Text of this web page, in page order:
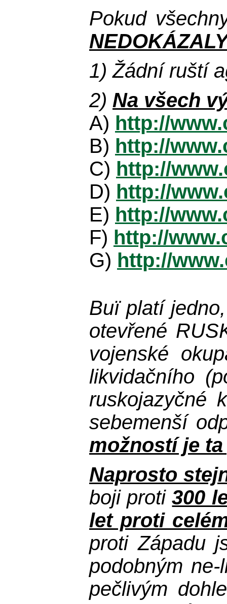
Pokud
1) Žádní ruští
2) Na všech
A) http://
B) http://
C) http://
D) http://
E) http://
F) http://
G) http://
Buï platí
otevřené
vojenské
likvidačního
ruskojazyčné
sebemenší
možností je
Naprosto
boji proti300
let proti
proti Západu
podobným
pečlivým